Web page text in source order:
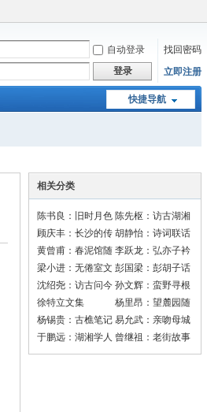
自动登录
找回密码
登录
立即注册
快捷导航
相关分类
陈书良：旧时月色 陈先枢：访古湖湘
顾庆丰：长沙的传
说
胡静怡：诗词联话
黄曾甫：春泥馆随
笔
李跃龙：弘亦子衿
梁小进：无倦室文
选
彭国梁：彭胡子话
长沙
沈绍尧：访古问今
走长沙
孙文辉：蛮野寻根
徐特立文集
杨里昂：望麓园随
笔
杨锡贵：古樵笔记 易允武：亲吻母城
于鹏远：湖湘学人
录
曾继祖：老街故事